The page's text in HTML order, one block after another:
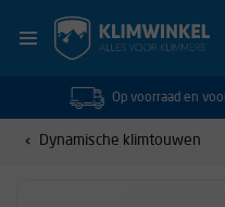
Op voorraad en
Dynamische klimtouwen